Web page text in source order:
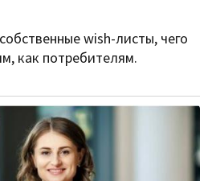
wish-листы, чего
как потребителям.